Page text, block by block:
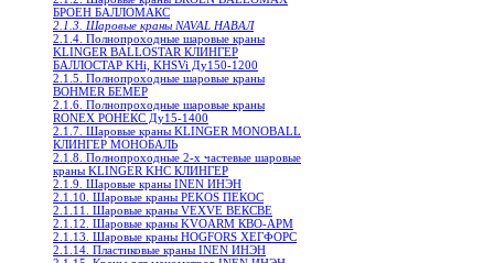
БРОЕН БАЛЛОМАКС
2.1.3. Шаровые краны NAVAL НАВАЛ
2.1.4. Полнопроходные шаровые краны
KLINGER BALLOSTAR КЛИНГЕР
БАЛЛОСТАР KHi, KHSVi Ду150-1200
2.1.5. Полнопроходные шаровые краны
BOHMER БЕМЕР
2.1.6. Полнопроходные шаровые краны
RONEX РОНЕКС Ду15-1400
2.1.7. Шаровые краны KLINGER MONOBALL
КЛИНГЕР МОНОБАЛЬ
2.1.8. Полнопроходные 2-х частевые шаровые
краны KLINGER KHC КЛИНГЕР
2.1.9. Шаровые краны INEN ИНЭН
2.1.10. Шаровые краны PEKOS ПЕКОС
2.1.11. Шаровые краны VEXVE ВЕКСВЕ
2.1.12. Шаровые краны KVOARM КВО-АРМ
2.1.13. Шаровые краны HOGFORS ХЕГФОРС
2.1.14. Пластиковые краны INEN ИНЭН